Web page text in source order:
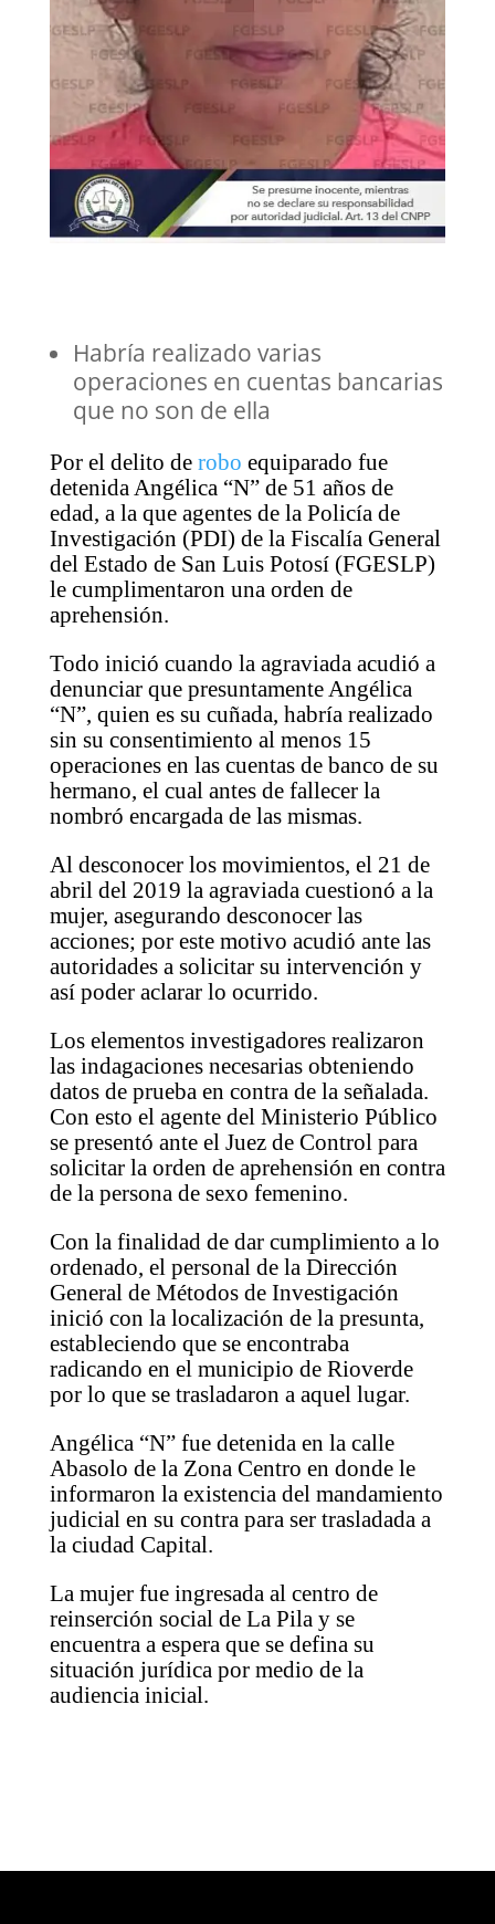
Habría realizado varias
operaciones en cuentas bancarias
que no son de ella
Por el delito de robo equiparado fue
detenida Angélica “N” de 51 años de
edad, a la que agentes de la Policía de
Investigación (PDI) de la Fiscalía General
del Estado de San Luis Potosí (FGESLP)
le cumplimentaron una orden de
aprehensión.
Todo inició cuando la agraviada acudió a
denunciar que presuntamente Angélica
“N”, quien es su cuñada, habría realizado
sin su consentimiento al menos 15
operaciones en las cuentas de banco de su
hermano, el cual antes de fallecer la
nombró encargada de las mismas.
Al desconocer los movimientos, el 21 de
abril del 2019 la agraviada cuestionó a la
mujer, asegurando desconocer las
acciones; por este motivo acudió ante las
autoridades a solicitar su intervención y
así poder aclarar lo ocurrido.
Los elementos investigadores realizaron
las indagaciones necesarias obteniendo
datos de prueba en contra de la señalada.
Con esto el agente del Ministerio Público
se presentó ante el Juez de Control para
solicitar la orden de aprehensión en contra
de la persona de sexo femenino.
Con la finalidad de dar cumplimiento a lo
ordenado, el personal de la Dirección
General de Métodos de Investigación
inició con la localización de la presunta,
estableciendo que se encontraba
radicando en el municipio de Rioverde
por lo que se trasladaron a aquel lugar.
Angélica “N” fue detenida en la calle
Abasolo de la Zona Centro en donde le
informaron la existencia del mandamiento
judicial en su contra para ser trasladada a
la ciudad Capital.
La mujer fue ingresada al centro de
reinserción social de La Pila y se
encuentra a espera que se defina su
situación jurídica por medio de la
audiencia inicial.